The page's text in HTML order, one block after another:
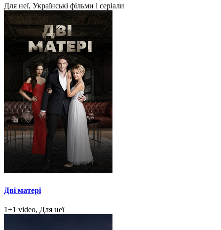
Для неї, Українські фільми і серіали
Дві матері
1+1 video, Для неї